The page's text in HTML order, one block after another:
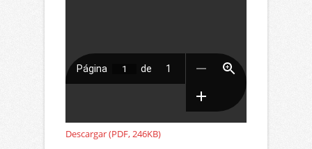
Descargar (PDF, 246KB)